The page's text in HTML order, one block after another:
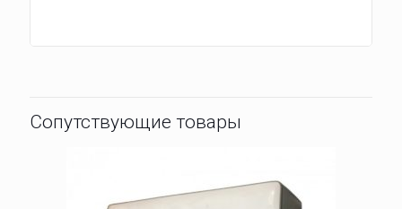
Сопутствующие товары